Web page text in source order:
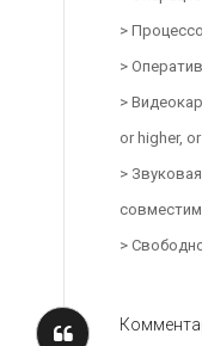
>
>
>
or higher,
>
>